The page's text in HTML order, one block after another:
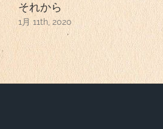
それから
1月 11th, 2020